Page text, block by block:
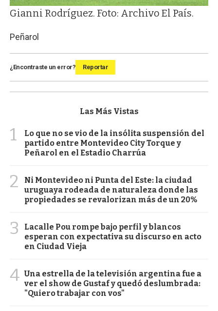
Gianni Rodríguez. Foto: Archivo El País.
Peñarol
¿Encontraste un error? Reportar
Las Más Vistas
1
Lo que no se vio de la insólita suspensión del
partido entre Montevideo City Torque y
Peñarol en el Estadio Charrúa
2
Ni Montevideo ni Punta del Este: la ciudad
uruguaya rodeada de naturaleza donde las
propiedades se revalorizan más de un 20%
3
Lacalle Pou rompe bajo perfil y blancos
esperan con expectativa su discurso en acto
en Ciudad Vieja
4 Una estrella de la televisión argentina fue a
ver el show de Gustaf y quedó deslumbrada:
"Quiero trabajar con vos"